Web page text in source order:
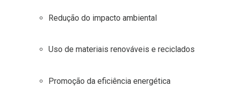
Redução do impacto ambiental
Uso de materiais renováveis e reciclados
Promoção da eficiência energética